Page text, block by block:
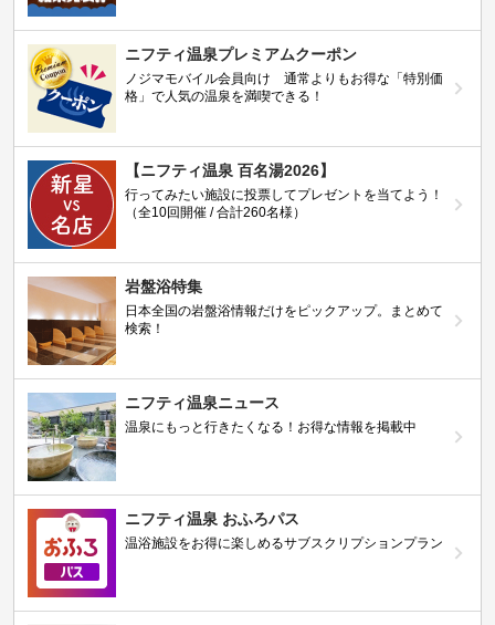
ニフティ温泉プレミアムクーポン
ノジマモバイル会員向け 通常よりもお得な「特別価
格」で人気の温泉を満喫できる！
【ニフティ温泉 百名湯2026】
行ってみたい施設に投票してプレゼントを当てよう！
（全10回開催 / 合計260名様）
岩盤浴特集
日本全国の岩盤浴情報だけをピックアップ。まとめて
検索！
ニフティ温泉ニュース
温泉にもっと行きたくなる！お得な情報を掲載中
ニフティ温泉 おふろパス
温浴施設をお得に楽しめるサブスクリプションプラン